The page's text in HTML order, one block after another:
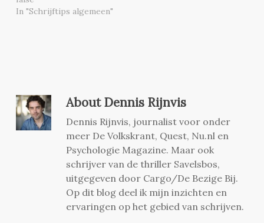
In "Schrijftips algemeen"
AboutDennis Rijnvis
Dennis Rijnvis, journalist voor onder
meer De Volkskrant, Quest, Nu.nl en
Psychologie Magazine. Maar ook
schrijver van de thriller Savelsbos,
uitgegeven door Cargo/De Bezige Bij.
Op dit blog deel ik mijn inzichten en
ervaringen op het gebied van schrijven.